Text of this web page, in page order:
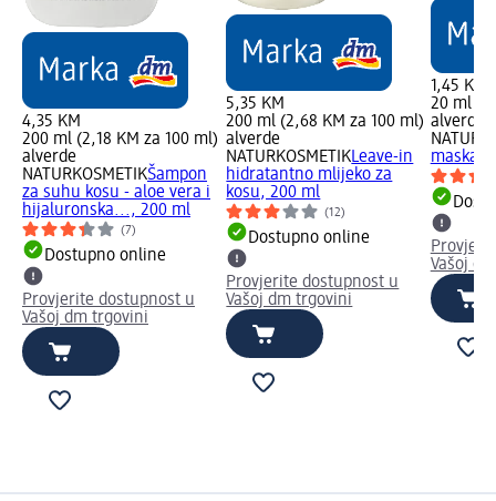
4,35 KM
200 ml (2,18 KM za 100 ml)
alverde
NATURKOSMETIKŠampon
za suhu kosu - aloe vera i
hijaluronska..., 200 ml
(7)
Dostupno online
Provjerite dostupnost u
Vašoj dm trgovini
5,35 KM
200 ml (2,68 KM za 100 ml)
alverde
NATURKOSMETIKLeave-in
hidratantno mlijeko za
kosu, 200 ml
(12)
Dostupno online
Provjerite dostupnost u
Vašoj dm trgovini
1,45 KM
20 ml
alverde
maska
Vašoj